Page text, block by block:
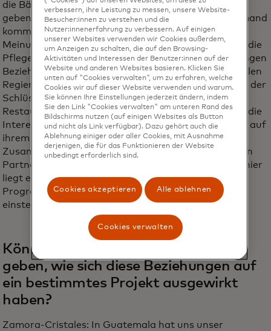
die Bäume überwacht. Es darf keinen Streit darüber
geben, wem das Land gehört, denn dann könnte jemand
kommen und alles abreißen, oder es könnte
Meinungsverschiedenheiten darüber geben, wer für die
Pflege und Instandhaltung verantwortlich ist. Die engen
Beziehungen, die unsere Organisationen zu den lokalen
Regierungen und Gemeinden aufgebaut haben, sind der
Schlüssel zum langfristigen Erfolg unserer
Restaurierungsmaßnahmen. Wir suchen Menschen, die
Interesse daran haben, Renaturierungsmaßnahmen auf
ihrem Land durchzuführen. Dies erfordert eine enge
Zusammenarbeit mit lokalen Organisationen, lokalen
Partnern und der lokalen Bevölkerung. Doch genau hier
liegt ein entscheidender Schritt, an dem viele
Programme scheitern. Man kann nicht einfach
einsteigen und anfangen, Bäume zu pflanzen.
Können Sie mir ein Beispiel dafür
geben, wie sich diese Beziehungen auf
ein bestimmtes Projekt ausgewirkt
haben?
Zamora-Cristales: In Guatemala hat uns unser
verbessern, ihre Leistung zu messen, unsere Website-
Besucher:innen zu verstehen und die
Nutzer:innenerfahrung zu verbessern. Auf einigen
unserer Websites verwenden wir Cookies außerdem,
um Anzeigen zu schalten, die auf den Browsing-
Aktivitäten und Interessen der Benutzer:innen auf der
Website und anderen Websites basieren. Klicken Sie
unten auf "Cookies verwalten", um zu erfahren, welche
Cookies wir auf dieser Website verwenden und warum.
Sie können Ihre Einstellungen jederzeit ändern, indem
Sie den Link "Cookies verwalten" am unteren Rand des
Bildschirms nutzen (auf einigen Websites als Button
und nicht als Link verfügbar). Dazu gehört auch die
Ablehnung einiger oder aller Cookies, mit Ausnahme
derjenigen, die für das Funktionieren der Website
unbedingt erforderlich sind.
Cookies akzeptieren Alle ablehnen
Cookies verwalten